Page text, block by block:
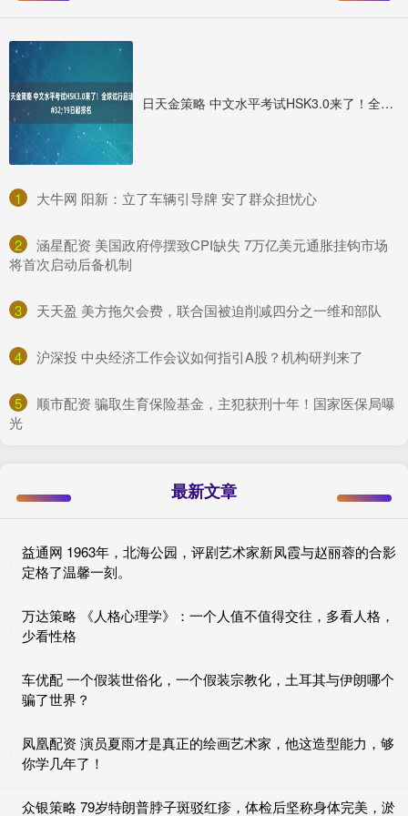
日天金策略 中文水平考试HSK3.0来了！全球试行启动&#32;19日起报名
1 ​大牛网 阳新：立了车辆引导牌 安了群众担忧心
2
​涵星配资 美国政府停摆致CPI缺失 7万亿美元通胀挂钩市场
将首次启动后备机制
3 ​天天盈 美方拖欠会费，联合国被迫削减四分之一维和部队
4 ​沪深投 中央经济工作会议如何指引A股？机构研判来了
5
​顺市配资 骗取生育保险基金，主犯获刑十年！国家医保局曝
光
最新文章
益通网 1963年，北海公园，评剧艺术家新凤霞与赵丽蓉的合影
定格了温馨一刻。
万达策略 《人格心理学》：一个人值不值得交往，多看人格，
少看性格
车优配 一个假装世俗化，一个假装宗教化，土耳其与伊朗哪个
骗了世界？
凤凰配资 演员夏雨才是真正的绘画艺术家，他这造型能力，够
你学几年了！
众银策略 79岁特朗普脖子斑驳红疹，体检后坚称身体完美，淤